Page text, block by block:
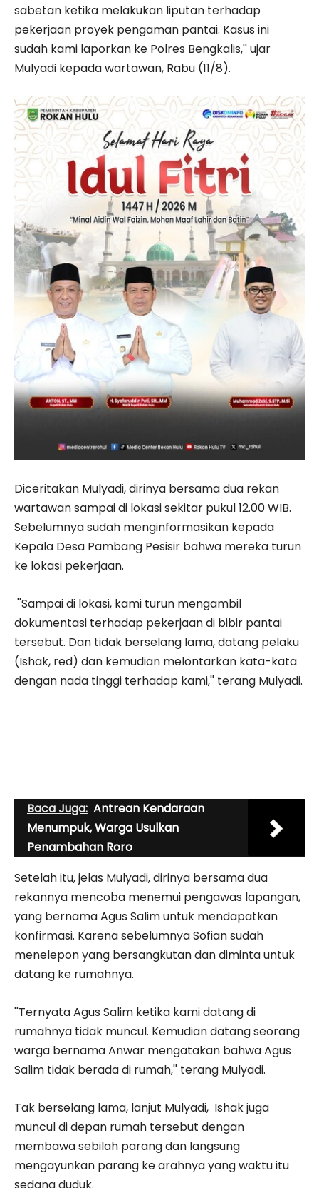
sabetan ketika melakukan liputan terhadap
pekerjaan proyek pengaman pantai. Kasus ini
sudah kami laporkan ke Polres Bengkalis,'' ujar
Mulyadi kepada wartawan, Rabu (11/8).
Diceritakan Mulyadi, dirinya bersama dua rekan
wartawan sampai di lokasi sekitar pukul 12.00 WIB.
Sebelumnya sudah menginformasikan kepada
Kepala Desa Pambang Pesisir bahwa mereka turun
ke lokasi pekerjaan.
''Sampai di lokasi, kami turun mengambil
dokumentasi terhadap pekerjaan di bibir pantai
tersebut. Dan tidak berselang lama, datang pelaku
(Ishak, red) dan kemudian melontarkan kata-kata
dengan nada tinggi terhadap kami,'' terang Mulyadi.
Baca Juga: Antrean Kendaraan
Menumpuk, Warga Usulkan
Penambahan Roro
Setelah itu, jelas Mulyadi, dirinya bersama dua
rekannya mencoba menemui pengawas lapangan,
yang bernama Agus Salim untuk mendapatkan
konfirmasi. Karena sebelumnya Sofian sudah
menelepon yang bersangkutan dan diminta untuk
datang ke rumahnya.
''Ternyata Agus Salim ketika kami datang di
rumahnya tidak muncul. Kemudian datang seorang
warga bernama Anwar mengatakan bahwa Agus
Salim tidak berada di rumah,'' terang Mulyadi.
Tak berselang lama, lanjut Mulyadi, Ishak juga
muncul di depan rumah tersebut dengan
membawa sebilah parang dan langsung
mengayunkan parang ke arahnya yang waktu itu
sedang duduk.